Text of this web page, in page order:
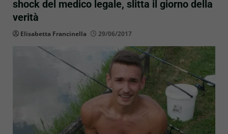
shock del medico legale, slitta il giorno della
verità
Elisabetta Francinella 29/06/2017